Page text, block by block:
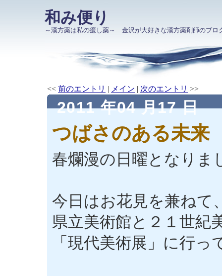
和み便り
～漢方薬は私の癒し薬～ 金沢が大好きな漢方薬剤師のブ
<< 前のエントリ | メイン | 次のエントリ >>
2011 年04 月17 日
つばさのある未来
春爛漫の日曜となりま
今日はお花見を兼ねて
県立美術館と２１世紀
「現代美術展」に行っ